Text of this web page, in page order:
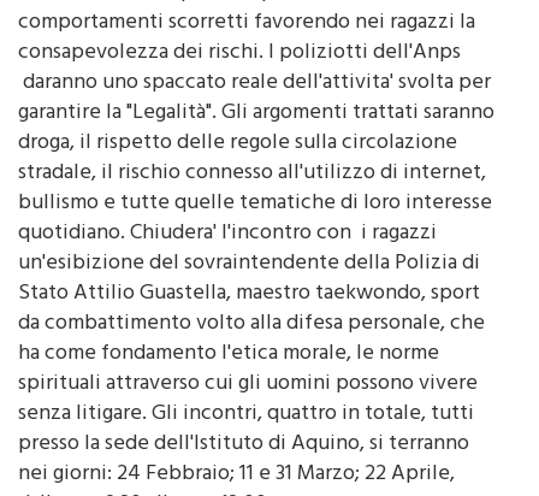
consapevolezza dei rischi. I poliziotti dell'Anps
daranno uno spaccato reale dell'attivita' svolta per
garantire la "Legalità". Gli argomenti trattati saranno
droga, il rispetto delle regole sulla circolazione
stradale, il rischio connesso all'utilizzo di internet,
bullismo e tutte quelle tematiche di loro interesse
quotidiano. Chiudera' l'incontro con i ragazzi
un'esibizione del sovraintendente della Polizia di
Stato Attilio Guastella, maestro taekwondo, sport
da combattimento volto alla difesa personale, che
ha come fondamento l'etica morale, le norme
spirituali attraverso cui gli uomini possono vivere
senza litigare. Gli incontri, quattro in totale, tutti
presso la sede dell'Istituto di Aquino, si terranno
nei giorni: 24 Febbraio; 11 e 31 Marzo; 22 Aprile,
dalle ore 8.30 alle ore 13.00.